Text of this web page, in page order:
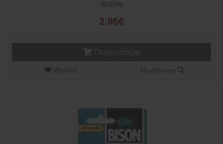
BISON
2,95€
Wishlist Μεγέθυνση